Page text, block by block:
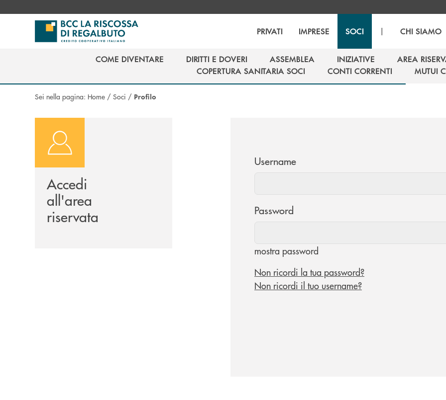
PRIVATI IMPRESE SOCI | CHI SIAMO
COME DIVENTARE
DIRITTI E DOVERI
DIRITTI E DOVERI
ASSEMBLEA
ASSEMBLEA
INIZIATIVE
INIZIATIVE
AREA
AREA
COPERTURA SANITARIA SOCI
COPERTURA SANITARIA SOCI
CONTI CORRENTI
CONTI CORRENTI
MUTUI
Sei nella pagina: Home / Soci / Profilo
Accedi
all'area
riservata
Username
Password
mostra password
Non ricordi la tua password?
Non ricordi il tuo username?